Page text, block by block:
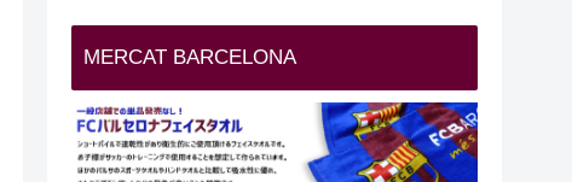
MERCAT BARCELONA